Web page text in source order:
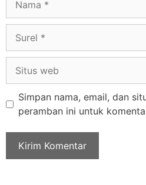
Simpan nama, email, dan
peramban ini untuk